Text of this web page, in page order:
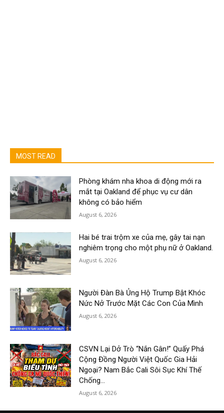
MOST READ
Phòng khám nha khoa di động mới ra
mắt tại Oakland để phục vụ cư dân
không có bảo hiểm
August 6, 2026
Hai bé trai trộm xe của mẹ, gây tai nạn
nghiêm trọng cho một phụ nữ ở Oakland.
August 6, 2026
Người Đàn Bà Ủng Hộ Trump Bật Khóc
Nức Nở Trước Mặt Các Con Của Mình
August 6, 2026
CSVN Lại Dở Trò “Nắn Gân!” Quấy Phá
Cộng Đồng Người Việt Quốc Gia Hải
Ngoại? Nam Bắc Cali Sôi Sục Khí Thế
Chống...
August 6, 2026